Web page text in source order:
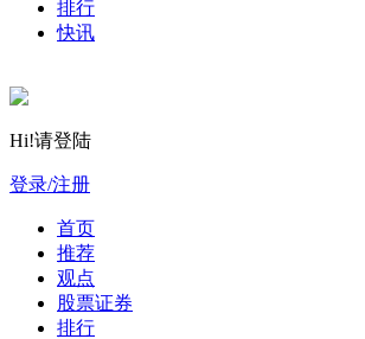
排行
快讯
Hi!请登陆
登录/注册
首页
推荐
观点
股票证券
排行